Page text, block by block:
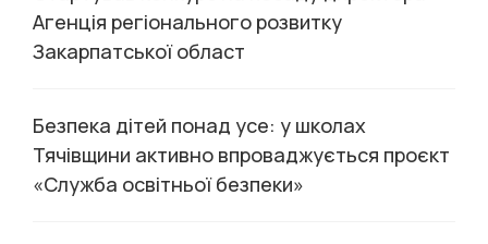
Агенція регіонального розвитку
Закарпатської област
Безпека дітей понад усе: у школах
Тячівщини активно впроваджується проєкт
«Служба освітньої безпеки»